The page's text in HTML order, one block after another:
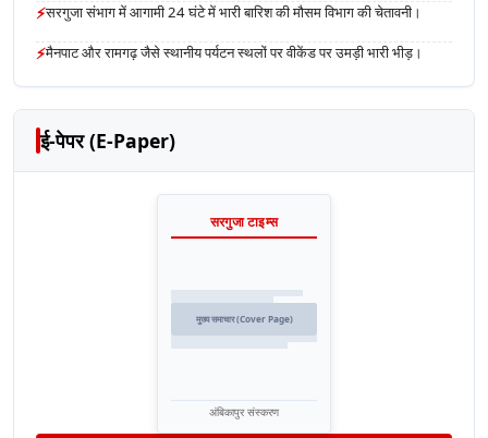
⚡सरगुजा संभाग में आगामी 24 घंटे में भारी बारिश की मौसम विभाग की चेतावनी।
⚡मैनपाट और रामगढ़ जैसे स्थानीय पर्यटन स्थलों पर वीकेंड पर उमड़ी भारी भीड़।
ई-पेपर (E-Paper)
सरगुजा टाइम्स
मुख्य समाचार (Cover Page)
अंबिकापुर संस्करण